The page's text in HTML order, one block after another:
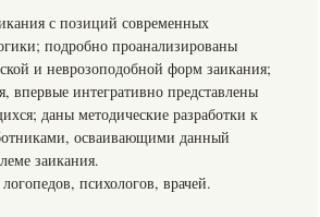
с позиций современных
подробно проанализированы
и неврозоподобной форм заикания;
впервые интегративно представлены
даны методические разработки к
осваивающими данный
заикания.
психологов, врачей.